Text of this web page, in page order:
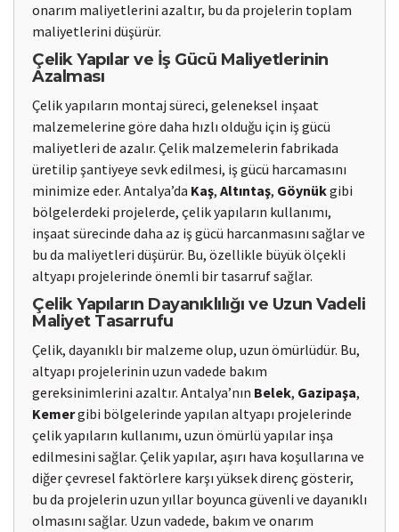
onarım maliyetlerini azaltır, bu da projelerin toplam
maliyetlerini düşürür.
Çelik Yapılar ve İş Gücü Maliyetlerinin
Azalması
Çelik yapıların montaj süreci, geleneksel inşaat
malzemelerine göre daha hızlı olduğu için iş gücü
maliyetleri de azalır. Çelik malzemelerin fabrikada
üretilip şantiyeye sevk edilmesi, iş gücü harcamasını
minimize eder. Antalya’da Kaş, Altıntaş, Göynükgibi
bölgelerdeki projelerde, çelik yapıların kullanımı,
inşaat sürecinde daha az iş gücü harcanmasını sağlar ve
bu da maliyetleri düşürür. Bu, özellikle büyük ölçekli
altyapı projelerinde önemli bir tasarruf sağlar.
Çelik Yapıların Dayanıklılığı ve Uzun Vadeli
Maliyet Tasarrufu
Çelik, dayanıklı bir malzeme olup, uzun ömürlüdür. Bu,
altyapı projelerinin uzun vadede bakım
gereksinimlerini azaltır. Antalya’nın Belek, Gazipaşa,
Kemergibi bölgelerinde yapılan altyapı projelerinde
çelik yapıların kullanımı, uzun ömürlü yapılar inşa
edilmesini sağlar. Çelik yapılar, aşırı hava koşullarına ve
diğer çevresel faktörlere karşı yüksek direnç gösterir,
bu da projelerin uzun yıllar boyunca güvenli ve dayanıklı
olmasını sağlar. Uzun vadede, bakım ve onarım